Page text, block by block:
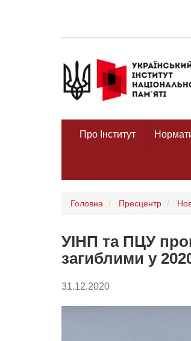
Про Інститут
Головна Пресцентр
УІНП та ПЦУ
загиблими у
31.12.2020